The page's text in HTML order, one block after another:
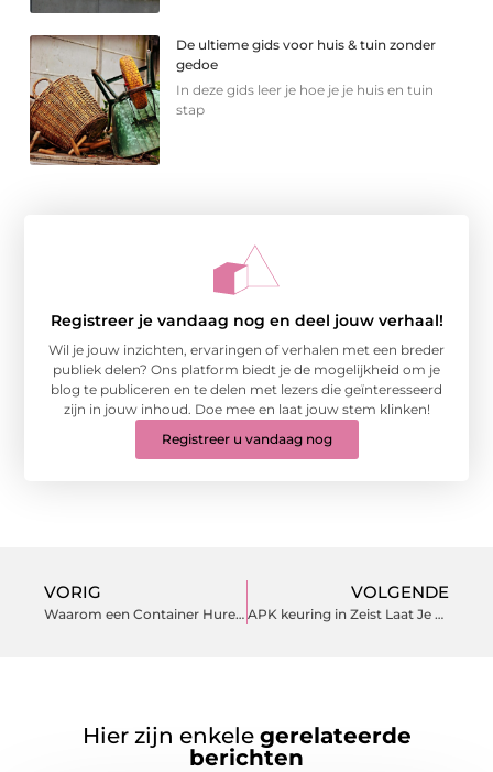
De ultieme gids voor huis & tuin zonder
gedoe
In deze gids leer je hoe je je huis en tuin
stap
Registreer je vandaag nog en deel jouw verhaal!
Wil je jouw inzichten, ervaringen of verhalen met een breder
publiek delen? Ons platform biedt je de mogelijkheid om je
blog te publiceren en te delen met lezers die geïnteresseerd
zijn in jouw inhoud. Doe mee en laat jouw stem klinken!
Registreer u vandaag nog
VORIG
Waarom een Container Huren in Dordrecht Slim Is voor Lokale Bedrijven en Evenementen
VOLGENDE
APK keuring in Zeist Laat Je Auto Veilig en Betrouwbaar Rijden
Hier zijn enkele gerelateerde
berichten